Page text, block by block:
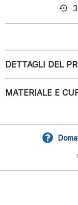
DETTAGLI DEL
MATERIALE E